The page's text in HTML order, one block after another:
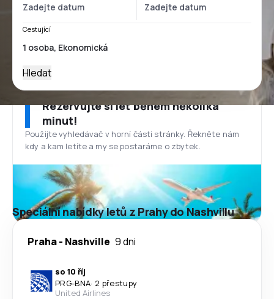
Cestující
Hledat
Rezervujte si let během několika
minut!
Použijte vyhledávač v horní části stránky. Řekněte nám
kdy a kam letíte a my se postaráme o zbytek.
Speciální nabídky letů z Prahy do Nashvillu
Praha- Nashville 9 dni
so 10 říj
PRG-BNA· 2 přestupy
United Airlines